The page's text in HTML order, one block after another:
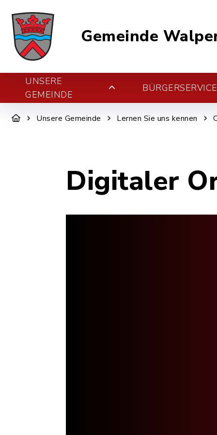
Gemeinde
UNSERE
GEMEINDE
BÜRGERSERVICE
Unsere Gemeinde Lernen Sie uns kennen
Digitaler